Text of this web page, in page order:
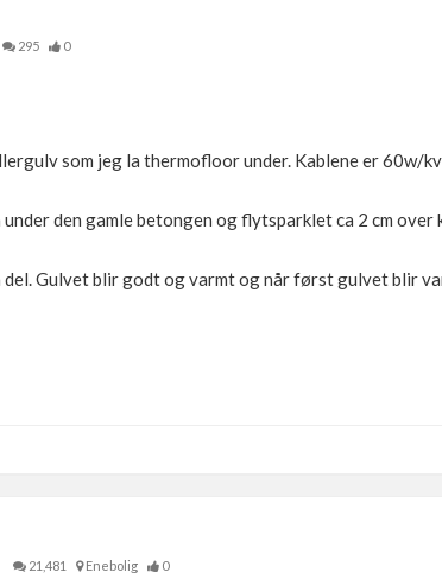
295 0
som jeg la thermofloor under. Kablene er 60w/
den gamle betongen og flytsparklet ca 2 cm over
Gulvet blir godt og varmt og når først gulvet blir
21,481 Enebolig 0